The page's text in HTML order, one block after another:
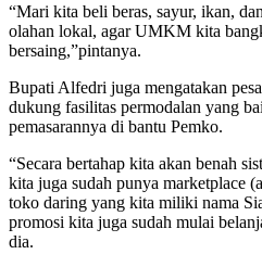
“Mari kita beli beras, sayur, ikan,
olahan lokal, agar UMKM kita
bersaing,”pintanya.
Bupati Alfedri juga mengatakan
dukung fasilitas permodalan yang
pemasarannya di bantu Pemko.
“Secara bertahap kita akan benah
kita juga sudah punya marketplace
toko daring yang kita miliki nama
promosi kita juga sudah mulai
dia.